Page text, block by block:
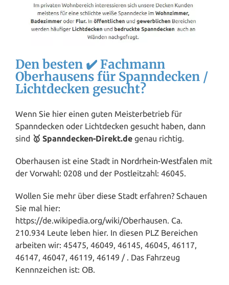
Den besten ✔️ Fachmann
Oberhausens für Spanndecken /
Lichtdecken gesucht?
Wenn Sie hier einen guten Meisterbetrieb für
Spanndecken oder Lichtdecken gesucht haben, dann
sind 🥇 Spanndecken-Direkt.de genau richtig.
Oberhausen ist eine Stadt in Nordrhein-Westfalen mit
der Vorwahl: 0208 und der Postleitzahl: 46045.
Wollen Sie mehr über diese Stadt erfahren? Schauen
Sie mal hier:
https://de.wikipedia.org/wiki/Oberhausen. Ca.
210.934 Leute leben hier. In diesen PLZ Bereichen
arbeiten wir: 45475, 46049, 46145, 46045, 46117,
46147, 46047, 46119, 46149 / . Das Fahrzeug
Kennnzeichen ist: OB.